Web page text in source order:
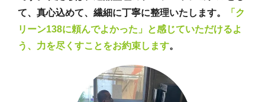
て、真心込めて、繊細に丁寧に整理いたします。
「ク
リーン138に頼んでよかった」と感じていただけるよ
う、力を尽くすことをお約束します。